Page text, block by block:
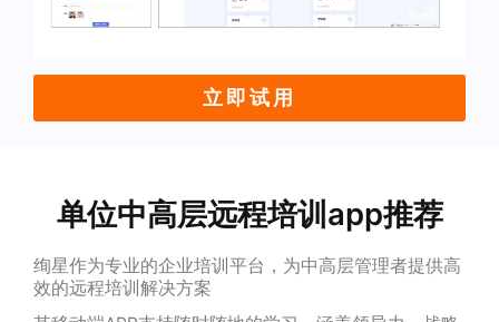
立即试用
单位中高层远程培训app推荐
绚星作为专业的企业培训平台，为中高层管理者提供高
效的远程培训解决方案